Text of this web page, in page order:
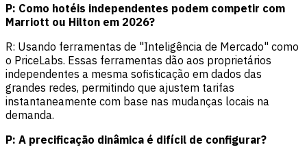
P: Como hotéis independentes podem competir com
Marriott ou Hilton em 2026?
R: Usando ferramentas de "Inteligência de Mercado" como
o PriceLabs. Essas ferramentas dão aos proprietários
independentes a mesma sofisticação em dados das
grandes redes, permitindo que ajustem tarifas
instantaneamente com base nas mudanças locais na
demanda.
P: A precificação dinâmica é difícil de configurar?